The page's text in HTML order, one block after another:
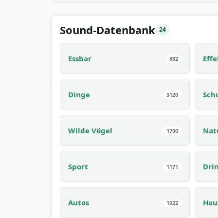
Sound-Datenbank 24
Essbar 882
Dinge 3120
Wilde Vögel 1700
Sport 1171
Autos 1022